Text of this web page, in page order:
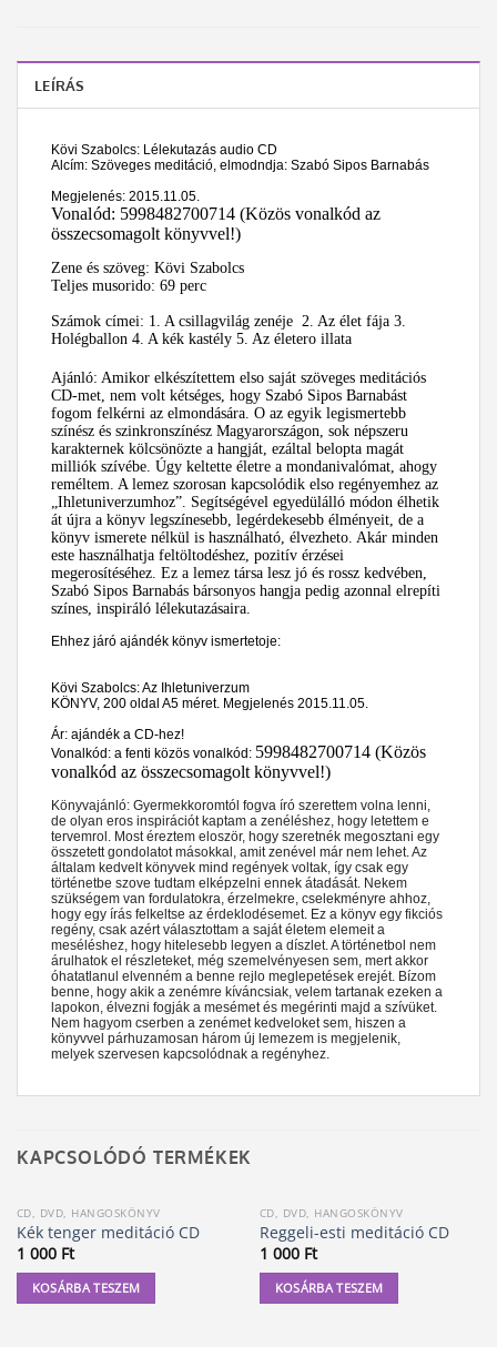
LEÍRÁS
Kövi Szabolcs: Lélekutazás audio CD
Alcím: Szöveges meditáció, elmodndja: Szabó Sipos Barnabás
Megjelenés: 2015.11.05.
Vonalód: 5998482700714 (Közös vonalkód az
összecsomagolt könyvvel!)
Zene és szöveg: Kövi Szabolcs
Teljes musorido: 69 perc
Számok címei: 1. A csillagvilág zenéje 2. Az élet fája 3.
Holégballon 4. A kék kastély 5. Az életero illata
Ajánló: Amikor elkészítettem elso saját szöveges meditációs
CD-met, nem volt kétséges, hogy Szabó Sipos Barnabást
fogom felkérni az elmondására. O az egyik legismertebb
színész és szinkronszínész Magyarországon, sok népszeru
karakternek kölcsönözte a hangját, ezáltal belopta magát
milliók szívébe. Úgy keltette életre a mondanivalómat, ahogy
reméltem. A lemez szorosan kapcsolódik elso regényemhez az
„Ihletuniverzumhoz”. Segítségével egyedülálló módon élhetik
át újra a könyv legszínesebb, legérdekesebb élményeit, de a
könyv ismerete nélkül is használható, élvezheto. Akár minden
este használhatja feltöltodéshez, pozitív érzései
megerosítéséhez. Ez a lemez társa lesz jó és rossz kedvében,
Szabó Sipos Barnabás bársonyos hangja pedig azonnal elrepíti
színes, inspiráló lélekutazásaira.
Ehhez járó ajándék könyv ismertetoje:
Kövi Szabolcs: Az Ihletuniverzum
KÖNYV, 200 oldal A5 méret. Megjelenés 2015.11.05.
Ár: ajándék a CD-hez!
Vonalkód: a fenti közös vonalkód: 5998482700714 (Közös
vonalkód az összecsomagolt könyvvel!)
Könyvajánló: Gyermekkoromtól fogva író szerettem volna lenni,
de olyan eros inspirációt kaptam a zenéléshez, hogy letettem e
tervemrol. Most éreztem eloször, hogy szeretnék megosztani egy
összetett gondolatot másokkal, amit zenével már nem lehet. Az
általam kedvelt könyvek mind regények voltak, így csak egy
történetbe szove tudtam elképzelni ennek átadását. Nekem
szükségem van fordulatokra, érzelmekre, cselekményre ahhoz,
hogy egy írás felkeltse az érdeklodésemet. Ez a könyv egy fikciós
regény, csak azért választottam a saját életem elemeit a
meséléshez, hogy hitelesebb legyen a díszlet. A történetbol nem
árulhatok el részleteket, még szemelvényesen sem, mert akkor
óhatatlanul elvenném a benne rejlo meglepetések erejét. Bízom
benne, hogy akik a zenémre kíváncsiak, velem tartanak ezeken a
lapokon, élvezni fogják a mesémet és megérinti majd a szívüket.
Nem hagyom cserben a zenémet kedveloket sem, hiszen a
könyvvel párhuzamosan három új lemezem is megjelenik,
melyek szervesen kapcsolódnak a regényhez.
KAPCSOLÓDÓ TERMÉKEK
CD, DVD, HANGOSKÖNYV
Kék tenger meditáció CD
1 000 Ft
KOSÁRBA TESZEM
CD, DVD, HANGOSKÖNYV
Reggeli-esti meditáció CD
1 000 Ft
KOSÁRBA TESZEM